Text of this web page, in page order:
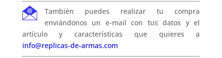
También puedes realizar tu compra
enviándonos un e-mail con tus datos y el
artículo y características que quieres a
info@replicas-de-armas.com